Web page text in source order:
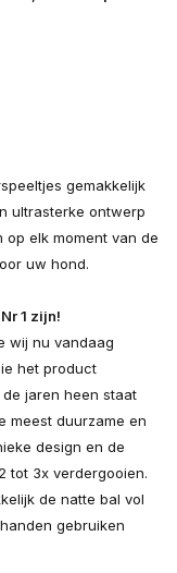
gemakkelijk
ultrasterke ontwerp
op elk moment van de
uw hond.
1 zijn!
wij nu vandaag
het product
jaren heen staat
meest duurzame en
design en de
tot 3x verdergooien.
de natte bal vol
gebruiken